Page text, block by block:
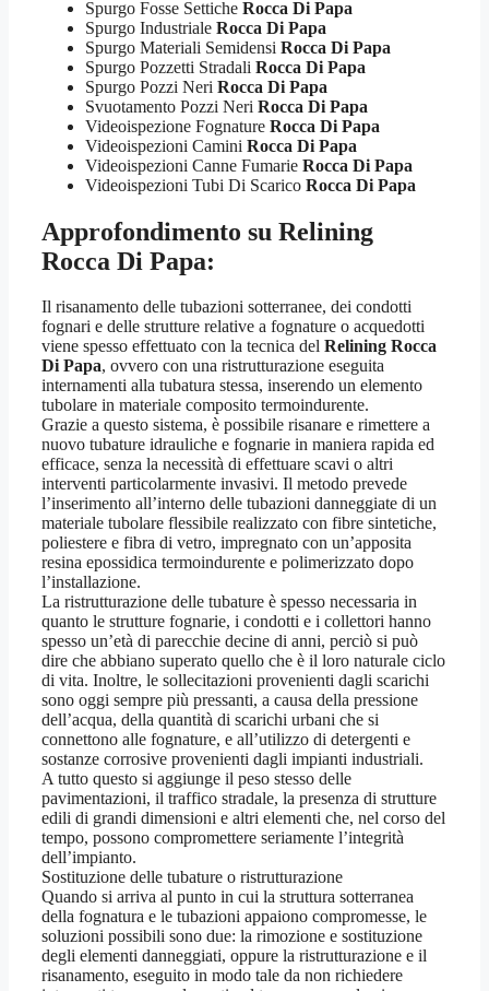
Spurgo Fosse Settiche Rocca Di Papa
Spurgo Industriale Rocca Di Papa
Spurgo Materiali Semidensi Rocca Di Papa
Spurgo Pozzetti Stradali Rocca Di Papa
Spurgo Pozzi Neri Rocca Di Papa
Svuotamento Pozzi Neri Rocca Di Papa
Videoispezione Fognature Rocca Di Papa
Videoispezioni Camini Rocca Di Papa
Videoispezioni Canne Fumarie Rocca Di Papa
Videoispezioni Tubi Di Scarico Rocca Di Papa
Approfondimento su Relining
Rocca Di Papa:
Il risanamento delle tubazioni sotterranee, dei condotti
fognari e delle strutture relative a fognature o acquedotti
viene spesso effettuato con la tecnica del Relining Rocca
Di Papa, ovvero con una ristrutturazione eseguita
internamenti alla tubatura stessa, inserendo un elemento
tubolare in materiale composito termoindurente.
Grazie a questo sistema, è possibile risanare e rimettere a
nuovo tubature idrauliche e fognarie in maniera rapida ed
efficace, senza la necessità di effettuare scavi o altri
interventi particolarmente invasivi. Il metodo prevede
l’inserimento all’interno delle tubazioni danneggiate di un
materiale tubolare flessibile realizzato con fibre sintetiche,
poliestere e fibra di vetro, impregnato con un’apposita
resina epossidica termoindurente e polimerizzato dopo
l’installazione.
La ristrutturazione delle tubature è spesso necessaria in
quanto le strutture fognarie, i condotti e i collettori hanno
spesso un’età di parecchie decine di anni, perciò si può
dire che abbiano superato quello che è il loro naturale ciclo
di vita. Inoltre, le sollecitazioni provenienti dagli scarichi
sono oggi sempre più pressanti, a causa della pressione
dell’acqua, della quantità di scarichi urbani che si
connettono alle fognature, e all’utilizzo di detergenti e
sostanze corrosive provenienti dagli impianti industriali.
A tutto questo si aggiunge il peso stesso delle
pavimentazioni, il traffico stradale, la presenza di strutture
edili di grandi dimensioni e altri elementi che, nel corso del
tempo, possono compromettere seriamente l’integrità
dell’impianto.
Sostituzione delle tubature o ristrutturazione
Quando si arriva al punto in cui la struttura sotterranea
della fognatura e le tubazioni appaiono compromesse, le
soluzioni possibili sono due: la rimozione e sostituzione
degli elementi danneggiati, oppure la ristrutturazione e il
risanamento, eseguito in modo tale da non richiedere